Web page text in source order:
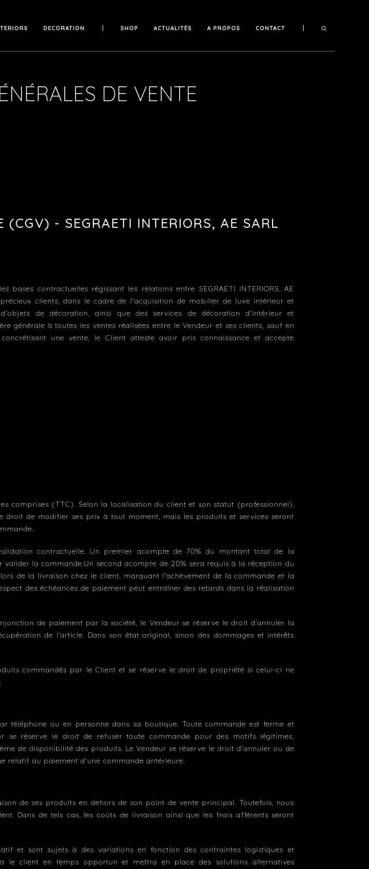
Cuisines & Dressings Prise de rendez-vous
DECORATION SHOP ACTUALITÉS A PROPOS CONTACT
DE VENTE
(CGV) - SEGRAETI INTERIORS, AE SARL
bases contractuelles régissant les relations entre SEGRAETI INTERIORS, AE
clients, dans le cadre de l'acquisition de mobilier de luxe intérieur et
de décoration, ainsi que des services de décoration d'intérieur et
générale à toutes les ventes réalisées entre le Vendeur et ses clients, sauf en
une vente, le Client atteste avoir pris connaissance et accepte
comprises (TTC). Selon la localisation du client et son statut (professionnel),
droit de modifier ses prix à tout moment, mais les produits et services seront
contractuelle. Un premier acompte de 70% du montant total de la
la commande.Un second acompte de 20% sera requis à la réception du
de la livraison chez le client, marquant l'achèvement de la commande et la
des échéances de paiement peut entraîner des retards dans la réalisation
de paiement par la société, le Vendeur se réserve le droit d’annuler la
de l’article. Dans son état original, sinon des dommages et intérêts
commandés par le Client et se réserve le droit de propriété si celui-ci ne
téléphone ou en personne dans sa boutique. Toute commande est ferme et
se réserve le droit de refuser toute commande pour des motifs légitimes,
de disponibilité des produits. Le Vendeur se réserve le droit d'annuler ou de
relatif au paiement d'une commande antérieure.
de ses produits en dehors de son point de vente principal. Toutefois, nous
Dans de tels cas, les coûts de livraison ainsi que les frais afférents seront
et sont sujets à des variations en fonction des contraintes logistiques et
le client en temps opportun et mettra en place des solutions alternatives